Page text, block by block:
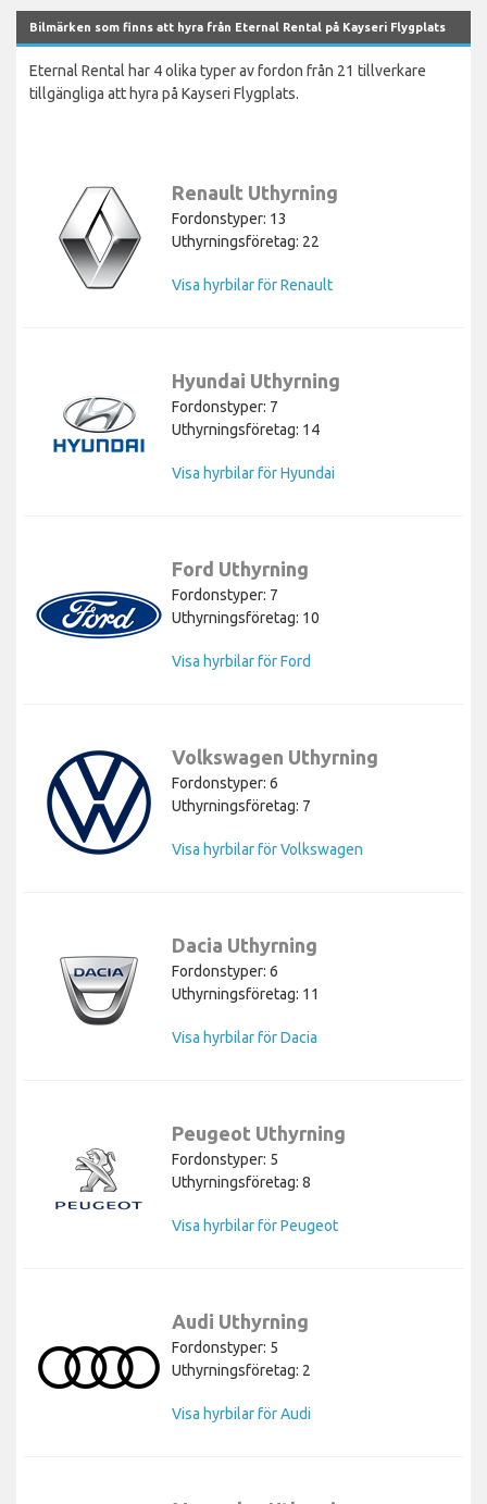
Bilmärken som finns att hyra från Eternal Rental på Kayseri Flygplats
Eternal Rental har 4 olika typer av fordon från 21 tillverkare
tillgängliga att hyra på Kayseri Flygplats.
Renault Uthyrning
Fordonstyper: 13
Uthyrningsföretag: 22
Visa hyrbilar för Renault
Hyundai Uthyrning
Fordonstyper: 7
Uthyrningsföretag: 14
Visa hyrbilar för Hyundai
Ford Uthyrning
Fordonstyper: 7
Uthyrningsföretag: 10
Visa hyrbilar för Ford
Volkswagen Uthyrning
Fordonstyper: 6
Uthyrningsföretag: 7
Visa hyrbilar för Volkswagen
Dacia Uthyrning
Fordonstyper: 6
Uthyrningsföretag: 11
Visa hyrbilar för Dacia
Peugeot Uthyrning
Fordonstyper: 5
Uthyrningsföretag: 8
Visa hyrbilar för Peugeot
Audi Uthyrning
Fordonstyper: 5
Uthyrningsföretag: 2
Visa hyrbilar för Audi